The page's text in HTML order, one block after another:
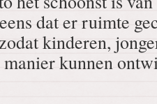
dat er ruimte
kinderen,
kunnen